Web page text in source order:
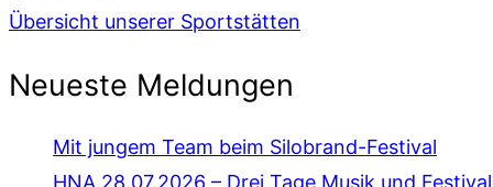
Übersicht unserer Sportstätten
Neueste Meldungen
Mit jungem Team beim Silobrand-Festival
HNA 28.07.2026 – Drei Tage Musik und